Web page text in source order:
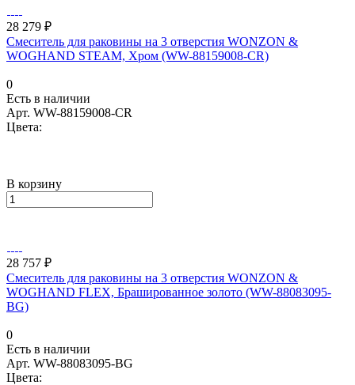
28 279 ₽
Смеситель для раковины на 3 отверстия WONZON &
WOGHAND STEAM, Хром (WW-88159008-CR)
0
Есть в наличии
Арт. WW-88159008-CR
Цвета:
В корзину
28 757 ₽
Смеситель для раковины на 3 отверстия WONZON &
WOGHAND FLEX, Брашированное золото (WW-88083095-
BG)
0
Есть в наличии
Арт. WW-88083095-BG
Цвета: